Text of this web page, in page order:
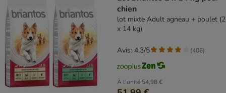
chien
lot mixte Adult agneau + poulet (2
x 14 kg)
À l'unité 54,98 €
Avis: 4.3/5 (406)